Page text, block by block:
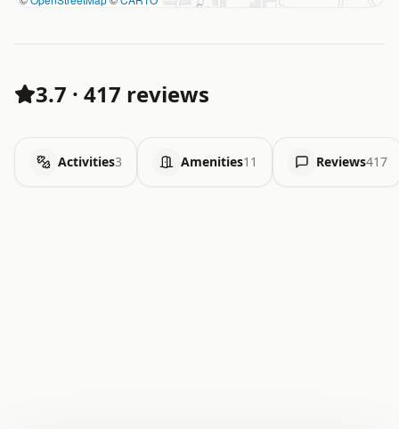
3.7 · 417 reviews
Activities3 Amenities11 Reviews417